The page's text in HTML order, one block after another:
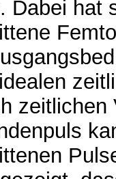
Dabei hat